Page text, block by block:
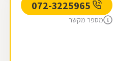
מספר מקשר